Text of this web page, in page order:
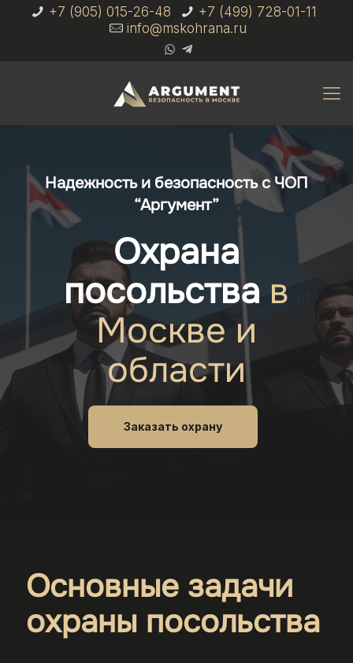
+7 (905) 015-26-48
+7 (499) 728-01-11
info@mskohrana.ru
Надежность и безопасность с ЧОП
“Аргумент”
Охрана
посольства в
Москве и
области
Заказать охрану
Основные задачи
охраны посольства